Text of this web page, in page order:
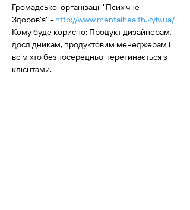
Громадської організації "Психічне
Здоров'я" - http://www.mentalhealth.kyiv.ua/
Кому буде корисно: Продукт дизайнерам,
дослідникам, продуктовим менеджерам і
всім хто безпосередньо перетинається з
клієнтами.